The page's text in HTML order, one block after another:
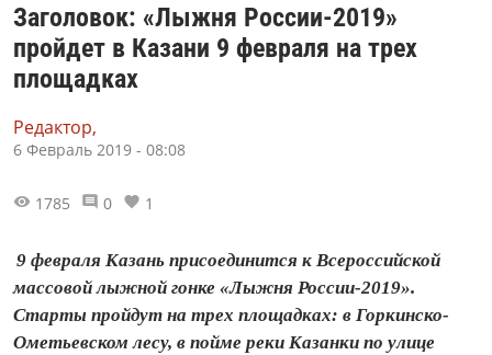
Заголовок: «Лыжня России-2019»
пройдет в Казани 9 февраля на трех
площадках
Редактор,
6 Февраль 2019 - 08:08
1785 0 1
9 февраля Казань присоединится к Всероссийской
массовой лыжной гонке «Лыжня России-2019».
Старты пройдут на трех площадках: в Горкинско-
Ометьевском лесу, в пойме реки Казанки по улице